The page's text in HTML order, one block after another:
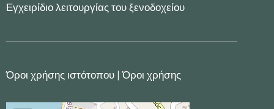
Εγχειρίδιο λειτουργίας του ξενοδοχείου
Όροι χρήσης ιστότοπου |Όροι χρήσης